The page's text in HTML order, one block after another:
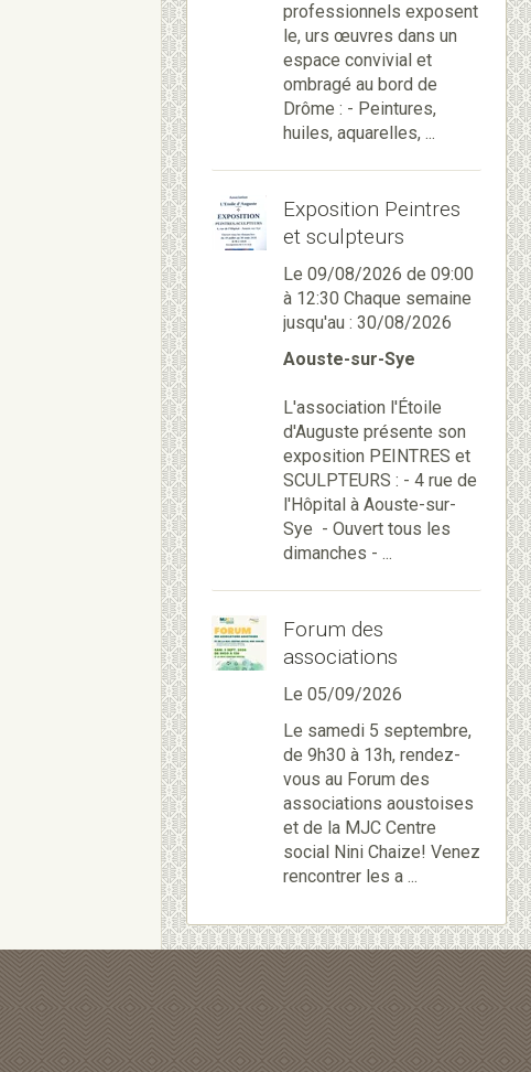
professionnels exposent
le, urs œuvres dans un
espace convivial et
ombragé au bord de
Drôme : - Peintures,
huiles, aquarelles, ...
Exposition Peintres
et sculpteurs
Le 09/08/2026 de 09:00
à 12:30 Chaque semaine
jusqu'au : 30/08/2026
Aouste-sur-Sye
L'association l'Étoile
d'Auguste présente son
exposition PEINTRES et
SCULPTEURS : - 4 rue de
l'Hôpital à Aouste-sur-
Sye - Ouvert tous les
dimanches - ...
Forum des
associations
Le 05/09/2026
Le samedi 5 septembre,
de 9h30 à 13h, rendez-
vous au Forum des
associations aoustoises
et de la MJC Centre
social Nini Chaize! Venez
rencontrer les a ...